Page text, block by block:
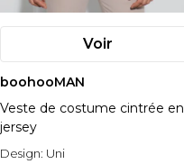
Voir
boohooMAN
Veste de costume cintrée en
jersey
Design: Uni